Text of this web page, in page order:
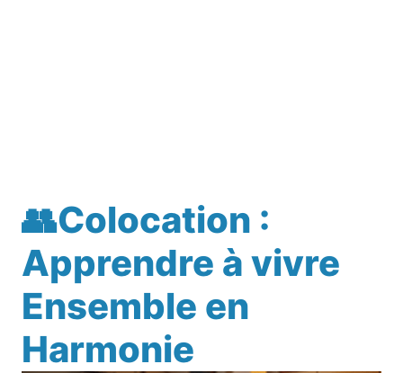
👥Colocation :
Apprendre à vivre
Ensemble en
Harmonie